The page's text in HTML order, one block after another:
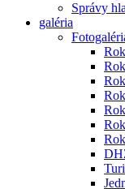
Správy
galéria